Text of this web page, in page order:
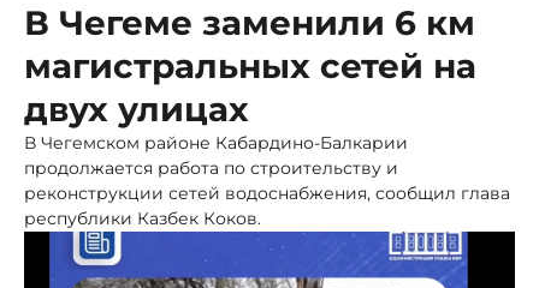
В Чегеме заменили 6 км
магистральных сетей на
двух улицах
В Чегемском районе Кабардино-Балкарии
продолжается работа по строительству и
реконструкции сетей водоснабжения, сообщил глава
республики Казбек Коков.